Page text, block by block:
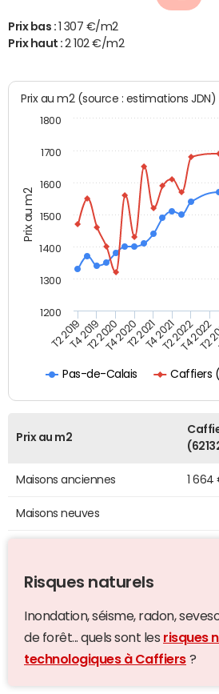
Prix bas :
1 307 €/m2
Prix haut :2 102 €/m2
Prix au m2
Prix au m2 (source : estimations JDN)
Pas-de-Calais Caffiers
T2 2019T4 2019T2 2020T4 2020T2 2021T4 2021T2 2022T4 2022
T2
1200
1300
1400
1500
1600
1700
1800
Prix au m2
Maisons anciennes 1
Maisons neuves
Risques naturels
Inondation, séisme, radon,
de forêt... quels sont les risques
technologiques à Caffiers ?